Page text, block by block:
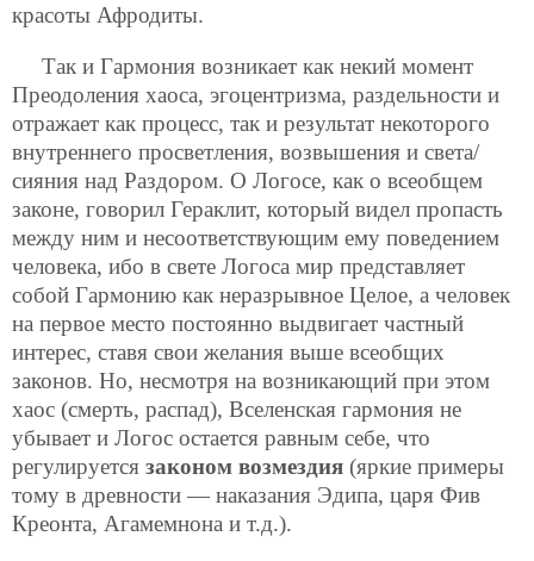
красоты Афродиты.
Так и Гармония возникает как некий момент
Преодоления хаоса, эгоцентризма, раздельности и
отражает как процесс, так и результат некоторого
внутреннего просветления, возвышения и света/
сияния над Раздором. О Логосе, как о всеобщем
законе, говорил Гераклит, который видел пропасть
между ним и несоответствующим ему поведением
человека, ибо в свете Логоса мир представляет
собой Гармонию как неразрывное Целое, а человек
на первое место постоянно выдвигает частный
интерес, ставя свои желания выше всеобщих
законов. Но, несмотря на возникающий при этом
хаос (смерть, распад), Вселенская гармония не
убывает и Логос остается равным себе, что
регулируется законом возмездия (яркие примеры
тому в древности — наказания Эдипа, царя Фив
Креонта, Агамемнона и т.д.).